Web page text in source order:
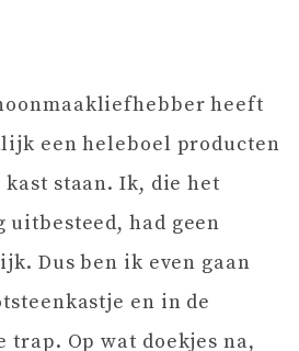
heeft
een heleboel producten
staan. Ik, die het
uitbesteed, had geen
Dus ben ik even gaan
en in de
trap. Op wat doekjes na,